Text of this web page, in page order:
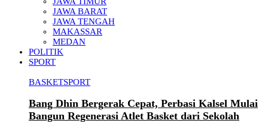
JAWA BARAT
JAWA TENGAH
MAKASSAR
MEDAN
POLITIK
SPORT
BASKETSPORT
Bang Dhin Bergerak Cepat, Perbasi Kalsel Mulai
Bangun Regenerasi Atlet Basket dari Sekolah